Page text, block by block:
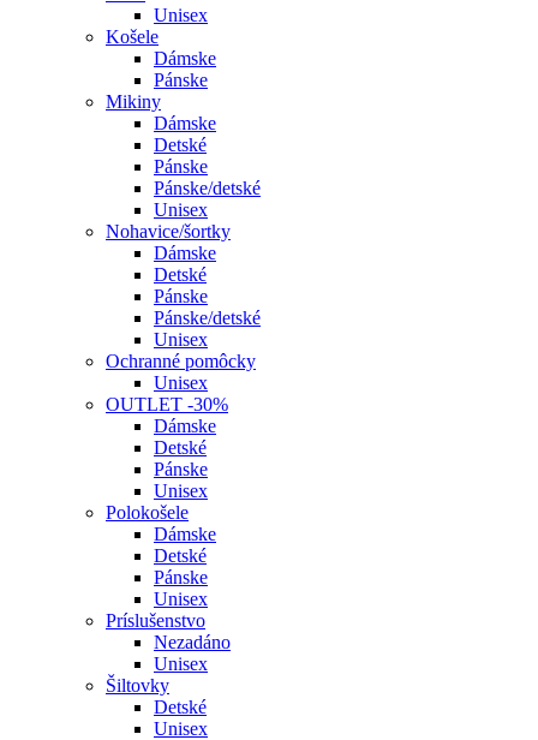
Unisex
Košele
Dámske
Pánske
Mikiny
Dámske
Detské
Pánske
Pánske/detské
Unisex
Nohavice/šortky
Dámske
Detské
Pánske
Pánske/detské
Unisex
Ochranné pomôcky
Unisex
OUTLET -30%
Dámske
Detské
Pánske
Unisex
Polokošele
Dámske
Detské
Pánske
Unisex
Príslušenstvo
Nezadáno
Unisex
Šiltovky
Detské
Unisex